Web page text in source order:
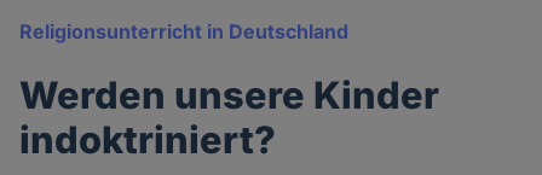
Religionsunterricht in Deutschland
Werden unsere Kinder
indoktriniert?